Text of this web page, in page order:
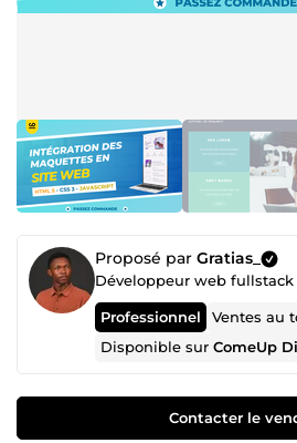
Proposé par Gratias_
Professionnel Ventes au
Disponible surComeUp
Contacter le